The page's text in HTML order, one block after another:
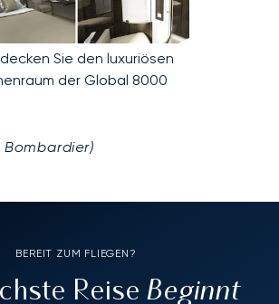
Sie den luxuriösen
der Global 8000
Bombardier)
BEREIT ZUM FLIEGEN?
ReiseBeginnt